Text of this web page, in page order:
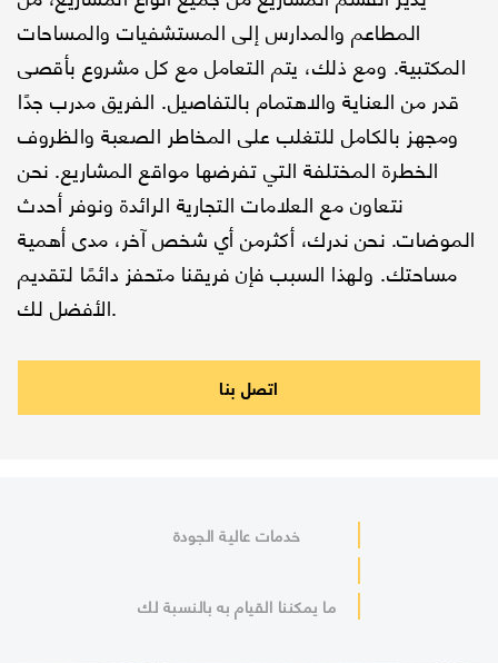
المطاعم والمدارس إلى المستشفيات والمساحات
المكتبية. ومع ذلك، يتم التعامل مع كل مشروع بأقصى
قدر من العناية والاهتمام بالتفاصيل. الفريق مدرب جدًا
ومجهز بالكامل للتغلب على المخاطر الصعبة والظروف
الخطرة المختلفة التي تفرضها مواقع المشاريع. نحن
نتعاون مع العلامات التجارية الرائدة ونوفر أحدث
الموضات. نحن ندرك، أكثرمن أي شخص آخر، مدى أهمية
مساحتك. ولهذا السبب فإن فريقنا متحفز دائمًا لتقديم
الأفضل لك.
اتصل بنا
خدمات عالية الجودة
ما يمكننا القيام به بالنسبة لك